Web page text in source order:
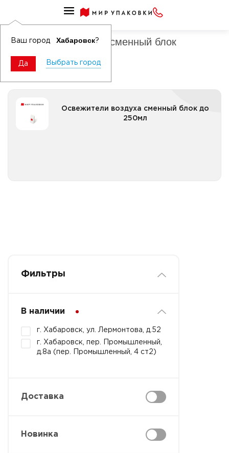
Ваш город Хабаровск?
Да Выбрать город
Освежители воздуха сменный блок
Освежители воздуха сменный блок до
250мл
Освежители воздуха сменный блок до 250мл
Фильтры
В наличии
г. Хабаровск, ул. Лермонтова, д.52
г. Хабаровск, пер. Промышленный,
д.8а (пер. Промышленный, 4 ст2)
Доставка
Новинка